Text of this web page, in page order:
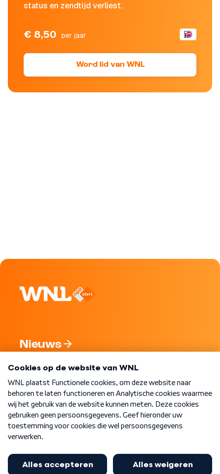
status en zendtijd verliest.
€ 8,50 per jaar
Word lid van WNL
Nieuws
Nieuwsbrief
Word Lid